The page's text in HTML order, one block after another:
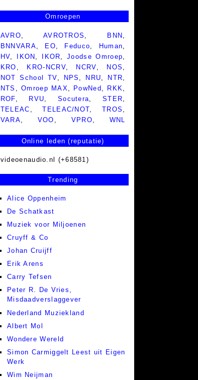
Omroepen
AVRO, AVROTROS , BNN ,
BNNVARA, EO, Feduco, Human,
HV, IKON , IKOR,Joodse Omroep,
KRO , KRO-NCRV, NCRV, NOS ,
NOT School TV, NPS , NRU, NTR,
NTS ,Omroep MAX, PowNed , RKK,
ROF, RVU, Socutera,STER,
TELEAC ,TELEAC/NOT,TROS ,
VARA, VOO , VPRO, WNL
Online leden (reputatie)
videoenaudio.nl (+68581)
Trending
Alice Oppenheim
De Schatkast
Muziek voor Miljoenen
Cruyff & Co
Johan Cruijff
Erik Arens
Carry Tefsen
Peter R. De Vries,
Misdaadverslaggever
Nederland Muziekland
Albert Mol
Wondere Wereld
Simon Carmiggelt Leest uit Eigen
Werk
Wim Neijman